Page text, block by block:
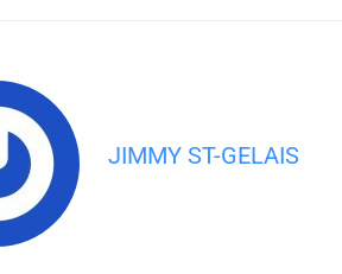
JIMMY ST-GELAIS